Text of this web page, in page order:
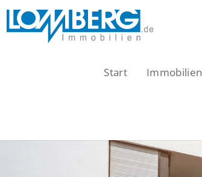
Zum
Inhalt
Start Immobilien